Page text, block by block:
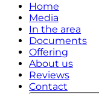
Home
Media
In the area
Documents
Offering
About us
Reviews
Contact